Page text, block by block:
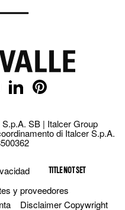
SB | Italcer Group
di Italcer S.p.A.
TITLE NOT SET
y proveedores
Disclaimer Copywright